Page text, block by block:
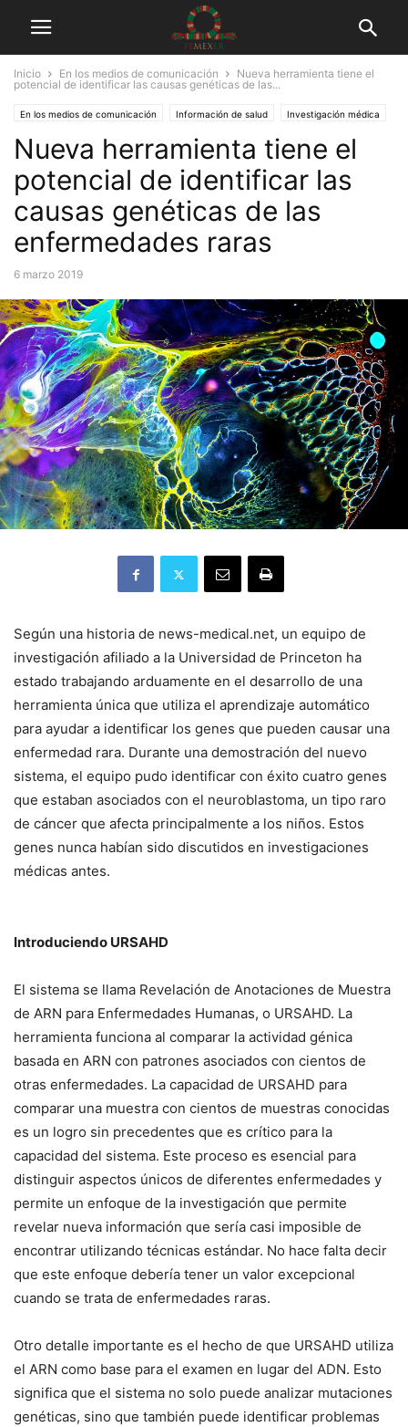
Inicio En los medios de comunicación
Nueva herramienta tiene el
potencial de identificar las causas genéticas de las...
En los medios de comunicación Información de salud Investigación médica
Tuits
Nueva herramienta tiene el
potencial de identificar las
causas genéticas de las
enfermedades raras
6 marzo 2019
Según una historia de news-medical.net, un equipo de
investigación afiliado a la Universidad de Princeton ha
estado trabajando arduamente en el desarrollo de una
herramienta única que utiliza el aprendizaje automático
para ayudar a identificar los genes que pueden causar una
enfermedad rara. Durante una demostración del nuevo
sistema, el equipo pudo identificar con éxito cuatro genes
que estaban asociados con el neuroblastoma, un tipo raro
de cáncer que afecta principalmente a los niños. Estos
genes nunca habían sido discutidos en investigaciones
médicas antes.
Introduciendo URSAHD
El sistema se llama Revelación de Anotaciones de Muestra
de ARN para Enfermedades Humanas, o URSAHD. La
herramienta funciona al comparar la actividad génica
basada en ARN con patrones asociados con cientos de
otras enfermedades. La capacidad de URSAHD para
comparar una muestra con cientos de muestras conocidas
es un logro sin precedentes que es crítico para la
capacidad del sistema. Este proceso es esencial para
distinguir aspectos únicos de diferentes enfermedades y
permite un enfoque de la investigación que permite
revelar nueva información que sería casi imposible de
encontrar utilizando técnicas estándar. No hace falta decir
que este enfoque debería tener un valor excepcional
cuando se trata de enfermedades raras.
Otro detalle importante es el hecho de que URSAHD utiliza
el ARN como base para el examen en lugar del ADN. Esto
significa que el sistema no solo puede analizar mutaciones
genéticas, sino que también puede identificar problemas